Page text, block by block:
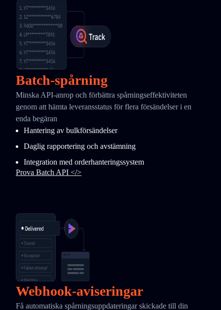
Batch-spårning
Minska API-anrop och förbättra spårningseffektiviteten
genom att hämta leveransstatus för flera försändelser i en
enda begäran
Hantering av bulkförsändelser
Daglig rapportering och avstämning
Integration med orderhanteringssystem
Prova Batch API </>
Webhook-aviseringar
Få automatiska spårningsuppdateringar skickade till din